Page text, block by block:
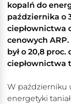
kopalń do
października o
ciepłownictwa
cenowych
był o 20,8
ciepłownictwa
W październiku
energetyki